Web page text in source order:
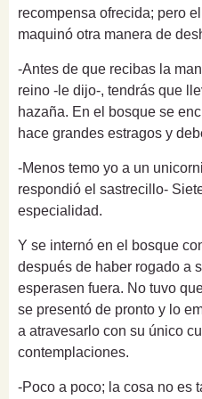
recompensa ofrecida; pero
maquinó otra manera de
-Antes de que recibas la
reino -le dijo-, tendrás que
hazaña. En el bosque se
hace grandes estragos y
-Menos temo yo a un
respondió el sastrecillo-
especialidad.
Y se internó en el bosque
después de haber rogado a
esperasen fuera. No tuvo
se presentó de pronto y lo
a atravesarlo con su único
contemplaciones.
-Poco a poco; la cosa no es